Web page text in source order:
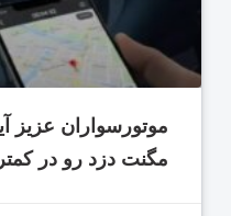
مگنت دزد رو در کمتر ۵ دقیقه لو می‌دهد؟